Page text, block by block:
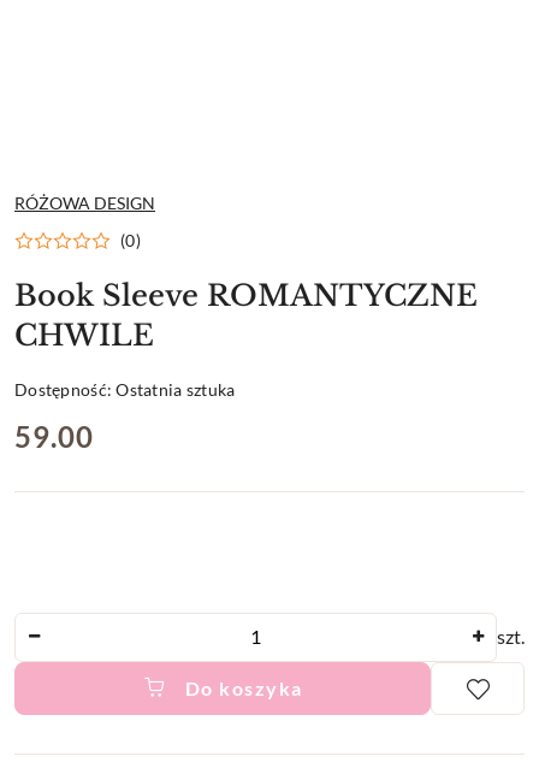
NAZWA
PRODUCENTA:
RÓŻOWA DESIGN
(0)
Book Sleeve ROMANTYCZNE
CHWILE
Dostępność:Ostatnia sztuka
cena:
59.00
szt.
Do koszyka